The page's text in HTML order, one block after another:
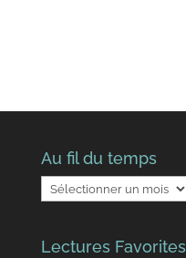
Au fil du temps
Au
fil
temps
Lectures Favorites